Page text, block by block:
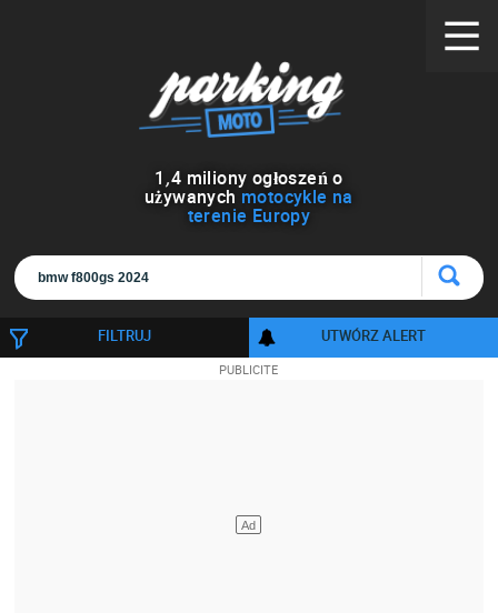
1 ,4 miliony ogłoszeń o
używanych motocykle na
terenie Europy
FILTRUJ UTWÓRZ ALERT